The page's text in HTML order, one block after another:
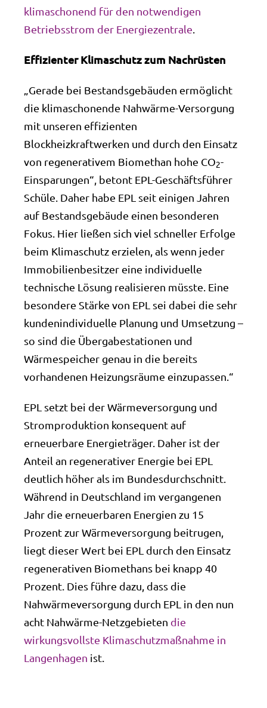
klimaschonend für den notwendigen
Betriebsstrom der Energiezentrale
Effizienter Klimaschutz zum Nachrüsten
„Gerade bei Bestandsgebäuden ermöglicht
die klimaschonende Nahwärme-Versorgung
mit unseren effizienten
Blockheizkraftwerken und durch den Einsatz
von regenerativem Biomethan hohe CO2-
Einsparungen“, betont EPL-Geschäftsführer
Schüle. Daher habe EPL seit einigen Jahren
auf Bestandsgebäude einen besonderen
Fokus. Hier ließen sich viel schneller Erfolge
beim Klimaschutz erzielen, als wenn jeder
Immobilienbesitzer eine individuelle
technische Lösung realisieren müsste. Eine
besondere Stärke von EPL sei dabei die sehr
kundenindividuelle Planung und Umsetzung –
so sind die Übergabestationen und
Wärmespeicher genau in die bereits
vorhandenen Heizungsräume einzupassen.“
EPL setzt bei der Wärmeversorgung und
Stromproduktion konsequent auf
erneuerbare Energieträger. Daher ist der
Anteil an regenerativer Energie bei EPL
deutlich höher als im Bundesdurchschnitt.
Während in Deutschland im vergangenen
Jahr die erneuerbaren Energien zu 15
Prozent zur Wärmeversorgung beitrugen,
liegt dieser Wert bei EPL durch den Einsatz
regenerativen Biomethans bei knapp 40
Prozent. Dies führe dazu, dass die
Nahwärmeversorgung durch EPL in den nun
acht Nahwärme-Netzgebieten die
wirkungsvollste Klimaschutzmaßnahme in
Langenhagen ist.